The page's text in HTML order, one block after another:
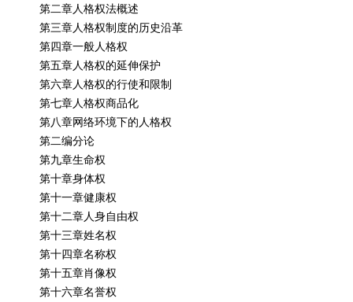
第二章人格权法概述
第三章人格权制度的历史沿革
第四章一般人格权
第五章人格权的延伸保护
第六章人格权的行使和限制
第七章人格权商品化
第八章网络环境下的人格权
第二编分论
第九章生命权
第十章身体权
第十一章健康权
第十二章人身自由权
第十三章姓名权
第十四章名称权
第十五章肖像权
第十六章名誉权